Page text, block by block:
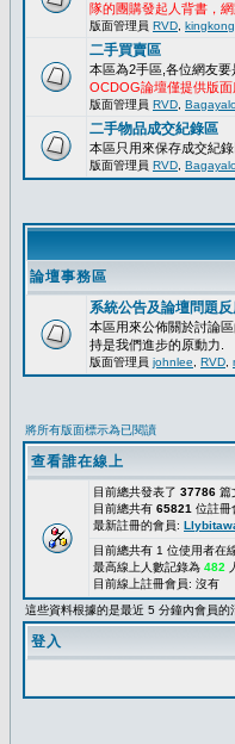
隊的團購發起人背書，
版面管理員 RVD kingkong
二手買賣區
本區為2手區,各位網友
OCDOG論壇僅提供版
版面管理員 RVD
二手物品成交紀錄區
本區只用來保存成交紀
版面管理員 RVD
論壇事務區
系統公告及論壇問題
本區用來公佈關於討論
持是我們進步的原動力.
版面管理員 johnlee RVD
將所有版面標示為已閱讀
查看誰在線上
目前總共發表了 37786 篇
目前總共有 65821 位註冊
最新註冊的會員:
目前總共有 1 位使用者
最高線上人數記錄為 482
目前線上註冊會員: 沒有
這些資料根據的是最近 5 分鐘內會員的
登入